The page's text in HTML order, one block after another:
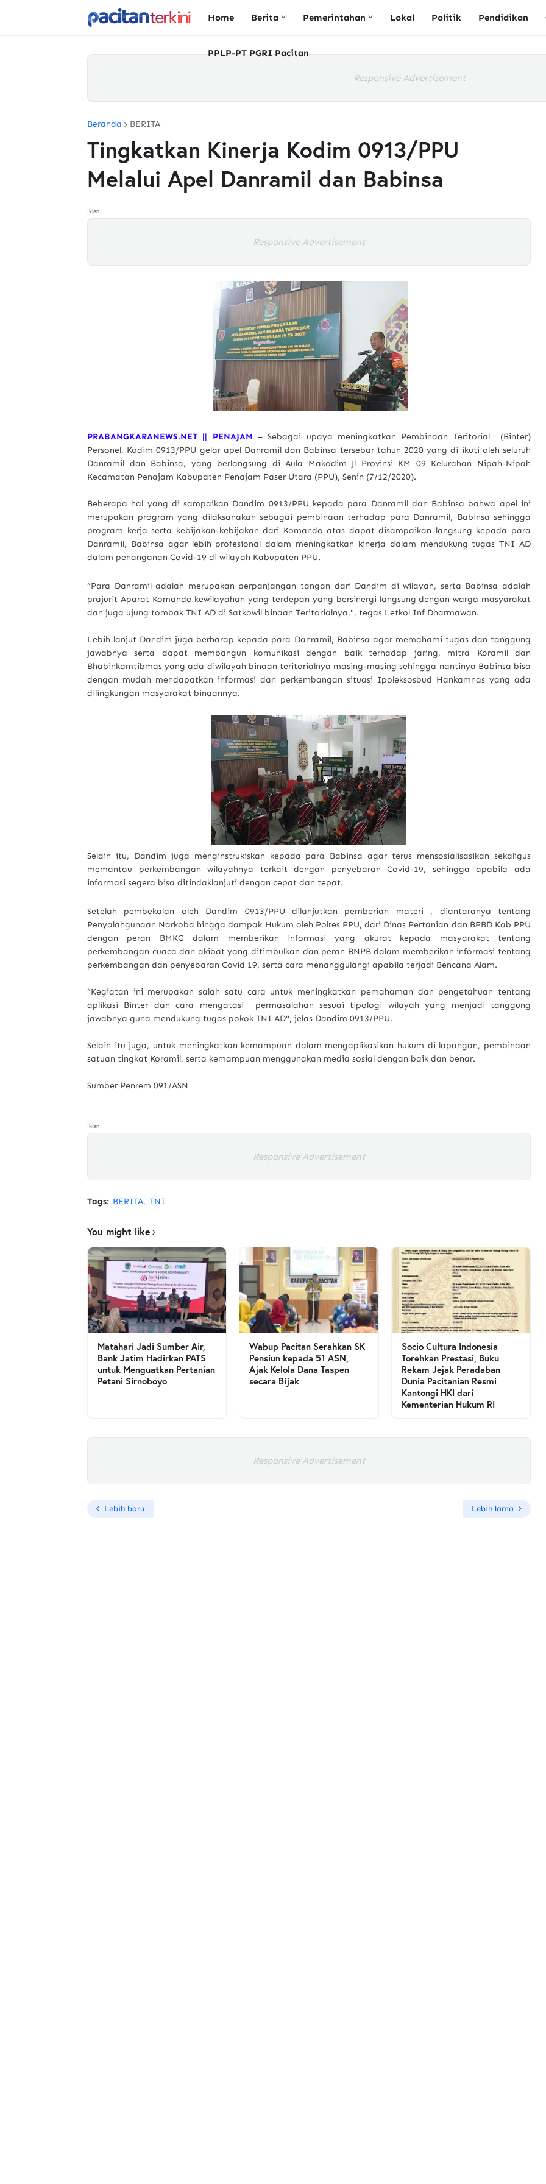
Home Berita Pemerintahan Lokal Politik Pendidikan
PPLP-PT PGRI Pacitan
Responsive Advertisement
Beranda BERITA
Tingkatkan Kinerja Kodim 0913/PPU
Melalui Apel Danramil dan Babinsa
Iklan
Responsive Advertisement
PRABANGKARANEWS.NET || PENAJAM – Sebagai upaya meningkatkan Pembinaan Teritorial (Binter)
Personel, Kodim 0913/PPU gelar apel Danramil dan Babinsa tersebar tahun 2020 yang di ikuti oleh seluruh
Danramil dan Babinsa, yang berlangsung di Aula Makodim Jl Provinsi KM 09 Kelurahan Nipah-Nipah
Kecamatan Penajam Kabupaten Penajam Paser Utara (PPU), Senin (7/12/2020).
Beberapa hal yang di sampaikan Dandim 0913/PPU kepada para Danramil dan Babinsa bahwa apel ini
merupakan program yang dilaksanakan sebagai pembinaan terhadap para Danramil, Babinsa sehingga
program kerja serta kebijakan-kebijakan dari Komando atas dapat disampaikan langsung kepada para
Danramil, Babinsa agar lebih profesional dalam meningkatkan kinerja dalam mendukung tugas TNI AD
dalam penanganan Covid-19 di wilayah Kabupaten PPU.
“Para Danramil adalah merupakan perpanjangan tangan dari Dandim di wilayah, serta Babinsa adalah
prajurit Aparat Komando kewilayahan yang terdepan yang bersinergi langsung dengan warga masyarakat
dan juga ujung tombak TNI AD di Satkowil binaan Teritorialnya,", tegas Letkol Inf Dharmawan.
Lebih lanjut Dandim juga berharap kepada para Danramil, Babinsa agar memahami tugas dan tanggung
jawabnya serta dapat membangun komunikasi dengan baik terhadap jaring, mitra Koramil dan
Bhabinkamtibmas yang ada diwilayah binaan teritorialnya masing-masing sehingga nantinya Babinsa bisa
dengan mudah mendapatkan informasi dan perkembangan situasi Ipoleksosbud Hankamnas yang ada
dilingkungan masyarakat binaannya.
Selain itu, Dandim juga menginstrukiskan kepada para Babinsa agar terus mensosialisasikan sekaligus
memantau perkembangan wilayahnya terkait dengan penyebaran Covid-19, sehingga apabila ada
informasi segera bisa ditindaklanjuti dengan cepat dan tepat.
Setelah pembekalan oleh Dandim 0913/PPU dilanjutkan pemberian materi , diantaranya tentang
Penyalahgunaan Narkoba hingga dampak Hukum oleh Polres PPU, dari Dinas Pertanian dan BPBD Kab PPU
dengan peran BMKG dalam memberikan informasi yang akurat kepada masyarakat tentang
perkembangan cuaca dan akibat yang ditimbulkan dan peran BNPB dalam memberikan informasi tentang
perkembangan dan penyebaran Covid 19, serta cara menanggulangi apabila terjadi Bencana Alam.
“Kegiatan ini merupakan salah satu cara untuk meningkatkan pemahaman dan pengetahuan tentang
aplikasi Binter dan cara mengatasi permasalahan sesuai tipologi wilayah yang menjadi tanggung
jawabnya guna mendukung tugas pokok TNI AD", jelas Dandim 0913/PPU.
Selain itu juga, untuk meningkatkan kemampuan dalam mengaplikasikan hukum di lapangan, pembinaan
satuan tingkat Koramil, serta kemampuan menggunakan media sosial dengan baik dan benar.
Sumber Penrem 091/ASN
Iklan
Responsive Advertisement
Tags: BERITA TNI
You might like
Matahari Jadi Sumber Air,
Bank Jatim Hadirkan PATS
untuk Menguatkan Pertanian
Petani Sirnoboyo
Wabup Pacitan Serahkan SK
Pensiun kepada 51 ASN,
Ajak Kelola Dana Taspen
secara Bijak
Socio Cultura Indonesia
Torehkan Prestasi, Buku
Rekam Jejak Peradaban
Dunia Pacitanian Resmi
Kantongi HKI dari
Kementerian Hukum RI
Responsive Advertisement
Lebih baru Lebih lama